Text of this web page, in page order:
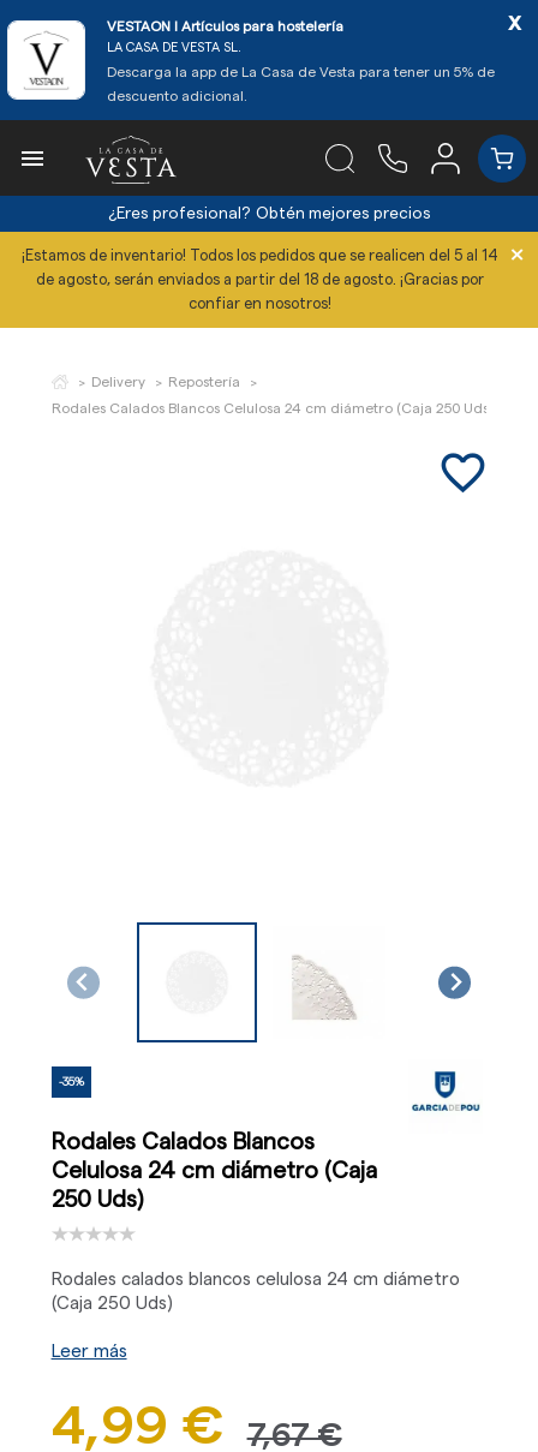
VESTAON l Artículos para hostelería
LA CASA DE VESTA SL.
Descarga la app de La Casa de Vesta para tener un 5% de
descuento adicional.
x

¿Eres profesional? Obtén mejores precios
¡Estamos de inventario! Todos los pedidos que se realicen del 5 al 14
de agosto, serán enviados a partir del 18 de agosto. ¡Gracias por
confiar en nosotros!
×
Delivery
Repostería
Rodales Calados Blancos Celulosa 24 cm diámetro (Caja 250 Uds)
favorite_border
-35%
Rodales Calados Blancos
Celulosa 24 cm diámetro (Caja
250 Uds)
Rodales calados blancos celulosa 24 cm diámetro
(Caja 250 Uds)
Leer más
4,99 € 7,67 €